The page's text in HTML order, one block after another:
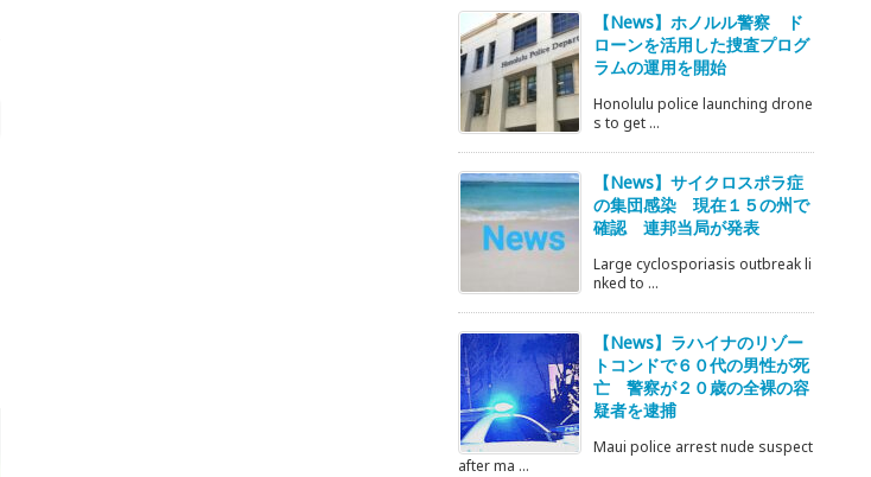
【News】ホノルル警察 ド
ローンを活用した捜査プログ
ラムの運用を開始
Honolulu police launching drone
s to get ...
【News】サイクロスポラ症
の集団感染 現在１５の州で
確認 連邦当局が発表
Large cyclosporiasis outbreak li
nked to ...
【News】ラハイナのリゾー
トコンドで６０代の男性が死
亡 警察が２０歳の全裸の容
疑者を逮捕
Maui police arrest nude suspect
after ma ...